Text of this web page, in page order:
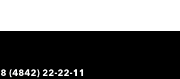
8 (4842) 22-22-11